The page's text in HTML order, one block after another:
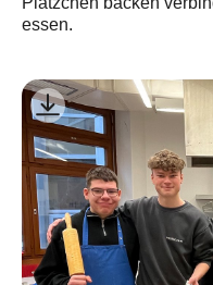
essen.